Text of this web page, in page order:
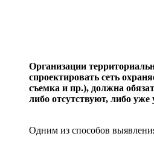
Организации
спроектировать сеть
съемка и пр.), должна
либо отсутствуют, либо
Одним из способов